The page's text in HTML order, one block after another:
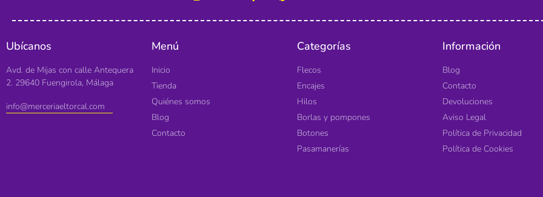
Ubícanos
Avd. de Mijas con calle Antequera
2. 29640 Fuengirola, Málaga
info@merceriaeltorcal.com
Menú
Inicio
Tienda
Quiénes somos
Blog
Contacto
Categorías
Flecos
Encajes
Hilos
Borlas y pompones
Botones
Pasamanerías
Información
Blog
Contacto
Devoluciones
Aviso Legal
Política de Privacidad
Política de Cookies